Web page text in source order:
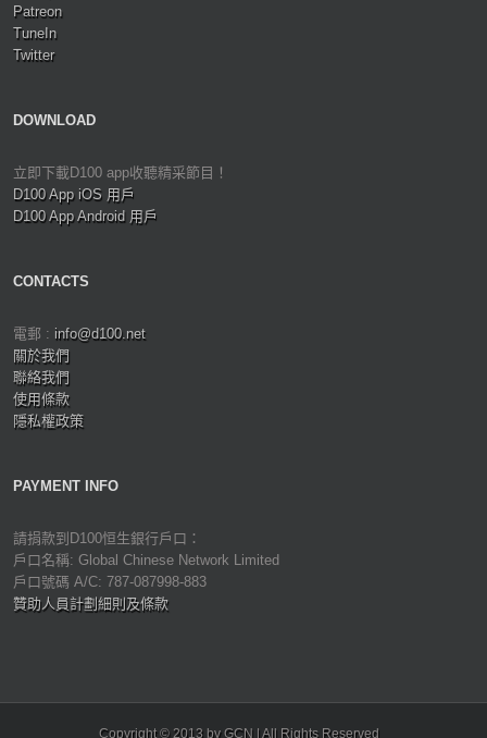
Patreon
TuneIn
Twitter
DOWNLOAD
立即下載D100 app收聽精采節目！
D100 App iOS 用戶
D100 App Android 用戶
CONTACTS
電郵 : info@d100.net
關於我們
聯絡我們
使用條款
隱私權政策
PAYMENT INFO
請捐款到D100恒生銀行戶口：
戶口名稱: Global Chinese Network Limited
戶口號碼 A/C: 787-087998-883
贊助人員計劃細則及條款
Copyright © 2013 by GCN | All Rights Reserved